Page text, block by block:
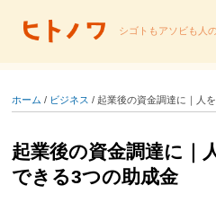
シゴトもアソビも人
ホーム / ビジネス /起業後の資金調達に｜人
起業後の資金調達に｜
できる3つの助成金